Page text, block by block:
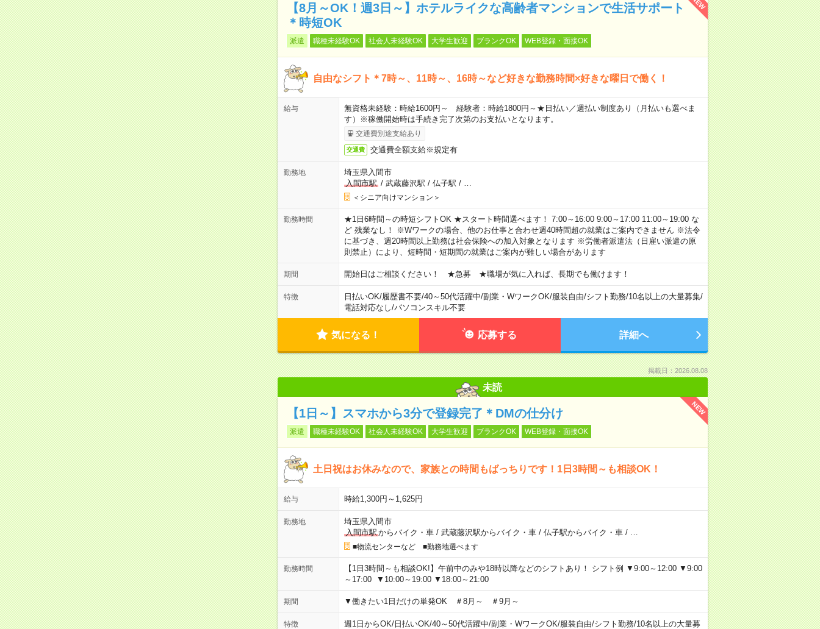
【8月～OK！週3日～】ホテルライクな高齢者マンションで生活サポート
＊時短OK
派遣 職種未経験OK 社会人未経験OK 大学生歓迎 ブランクOK WEB登録・面接OK
自由なシフト＊7時～、11時～、16時～など好きな勤務時間×好きな曜日で働く！
給与
無資格未経験：時給1600円～ 経験者：時給1800円～★日払い／週払い制度あり（月払いも選べま
す）※稼働開始時は手続き完了次第のお支払いとなります。
交通費別途支給あり
交通費 交通費全額支給※規定有
勤務地
埼玉県入間市
入間市駅/ 武蔵藤沢駅 / 仏子駅 /
＜シニア向けマンション＞
勤務時間
★1日6時間～の時短シフトOK ★スタート時間選べます！ 7:00～16:00 9:00～17:00 11:00～19:00 な
ど 残業なし！ ※Wワークの場合、他のお仕事と合わせ週40時間超の就業はご案内できません ※法令
に基づき、週20時間以上勤務は社会保険への加入対象となります ※労働者派遣法（日雇い派遣の原
則禁止）により、短時間・短期間の就業はご案内が難しい場合があります
期間 開始日はご相談ください！ ★急募 ★職場が気に入れば、長期でも働けます！
特徴 日払いOK/履歴書不要/40～50代活躍中/副業・WワークOK/服装自由/シフト勤務/10名以上の大量募集/
電話対応なし/パソコンスキル不要
気になる！ 応募する 詳細へ
掲載日：2026.08.08
未読
NEW
【1日～】スマホから3分で登録完了＊DMの仕分け
派遣 職種未経験OK 社会人未経験OK 大学生歓迎 ブランクOK WEB登録・面接OK
土日祝はお休みなので、家族との時間もばっちりです！1日3時間～も相談OK！
給与 時給1,300円～1,625円
勤務地
埼玉県入間市
入間市駅からバイク・車/ 武蔵藤沢駅からバイク・車/ 仏子駅からバイク・車/
■物流センターなど ■勤務地選べます
勤務時間
【1日3時間～も相談OK!】午前中のみや18時以降などのシフトあり！ シフト例 ▼9:00～12:00 ▼9:00
～17:00 ▼10:00～19:00 ▼18:00～21:00
期間 ▼働きたい1日だけの単発OK ＃8月～ ＃9月～
特徴 週1日からOK/日払いOK/40～50代活躍中/副業・WワークOK/服装自由/シフト勤務/10名以上の大量募